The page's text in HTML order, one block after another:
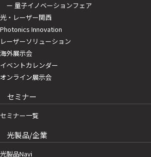
ー 量子イノベーションフェア
光・レーザー関西
Photonics Innovation
レーザーソリューション
海外展示会
イベントカレンダー
オンライン展示会
セミナー
セミナー一覧
光製品/企業
光製品Navi